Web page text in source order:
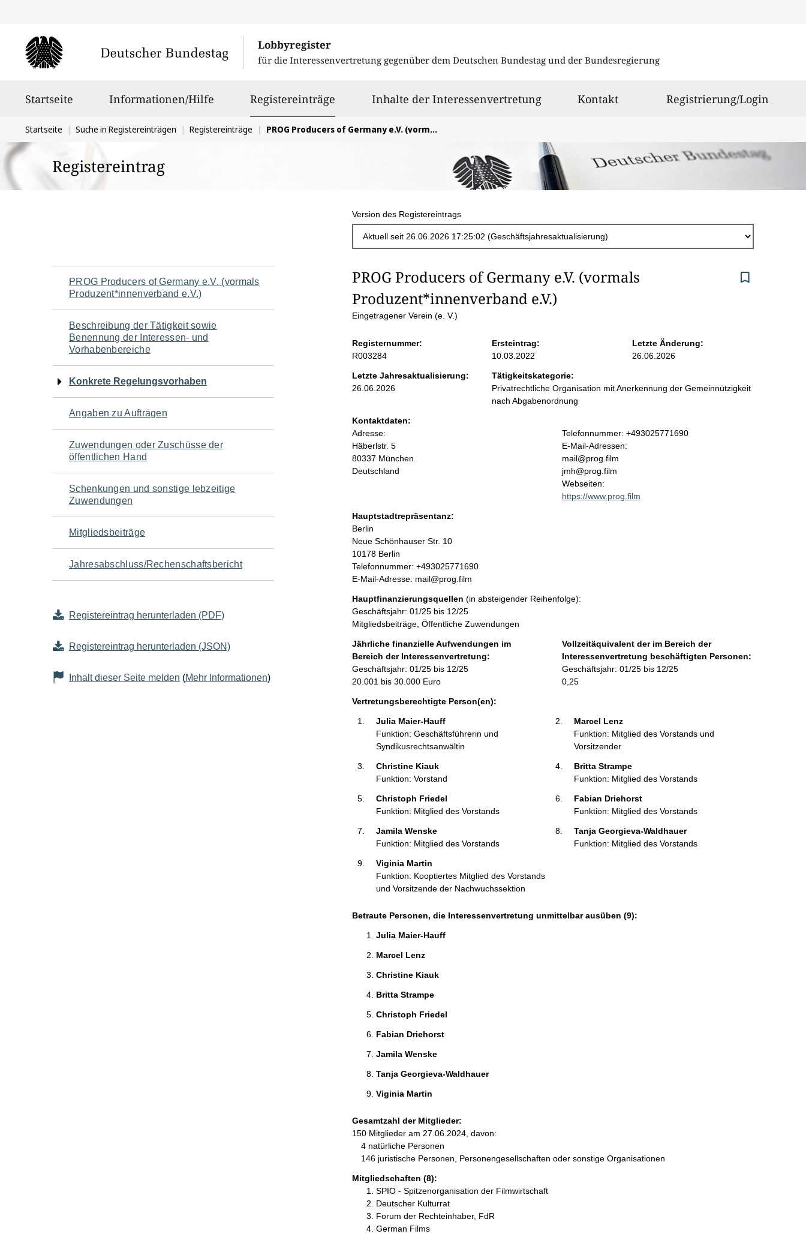
Lobbyregister
für die Interessenvertretung gegenüber dem Deutschen Bundestag und der Bundesregierung
Startseite Informationen/Hilfe Registereinträge ausgewähltInhalte der Interessenvertretung Kontakt Registrierung/Login
Sie
befinden
sich
hier:
Startseite Suche in Registereinträgen Registereinträge PROG Producers of Germany e.V. (vormals Produzent*innenverband e.V.)
Registereintrag
Version des Registereintrags
Navigation
für
den
Seiteninhalt
PROG Producers of Germany e.V. (vormals
Produzent*innenverband e.V.)
Beschreibung der Tätigkeit sowie
Benennung der Interessen- und
Vorhabenbereiche
Konkrete Regelungsvorhaben
Angaben zu Aufträgen
Zuwendungen oder Zuschüsse der
öffentlichen Hand
Schenkungen und sonstige lebzeitige
Zuwendungen
Mitgliedsbeiträge
Jahresabschluss/Rechenschaftsbericht
Registereintrag herunterladen (PDF)
Registereintrag herunterladen (JSON)
Inhalt dieser Seite melden (Mehr Informationen)
S
e
i
t
e
n
i
h
a
l
t
PROG Producers of Germany e.V. (vormals
Produzent*innenverband e.V.)
Eingetragener Verein (e. V.)
Registernummer:
R003284
Ersteintrag:
10.03.2022
Letzte Änderung:
26.06.2026
Letzte Jahresaktualisierung:
26.06.2026
Tätigkeitskategorie:
Privatrechtliche Organisation mit Anerkennung der Gemeinnützigkeit
nach Abgabenordnung
Kontaktdaten:
Adresse:
Häberlstr. 5
80337 München
Deutschland
K
o
n
t
a
k
a
n
e
n
:
Telefonnummer: +493025771690
E-Mail-Adressen:
mail@prog.film
jmh@prog.film
Webseiten:
https://www.prog.film
Hauptstadtrepräsentanz:
A
d
r
e
s
e
Berlin
Neue Schönhauser Str. 10
10178 Berlin
K
o
t
a
k
t
i
n
f
r
m
Telefonnummer: +493025771690
E-Mail-Adresse: mail@prog.film
Hauptfinanzierungsquellen (in absteigender Reihenfolge):
Geschäftsjahr: 01/25 bis 12/25
Mitgliedsbeiträge, Öffentliche Zuwendungen
Jährliche finanzielle Aufwendungen im
Bereich der Interessenvertretung:
Geschäftsjahr: 01/25 bis 12/25
20.001 bis 30.000 Euro
Vollzeitäquivalent der im Bereich der
Interessenvertretung beschäftigten Personen:
Geschäftsjahr: 01/25 bis 12/25
0,25
Vertretungsberechtigte Person(en):
Julia Maier-Hauff
Funktion: Geschäftsführerin und
Syndikusrechtsanwältin
Marcel Lenz
Funktion: Mitglied des Vorstands und
Vorsitzender
Christine Kiauk
Funktion: Vorstand
Britta Strampe
Funktion: Mitglied des Vorstands
Christoph Friedel
Funktion: Mitglied des Vorstands
Fabian Driehorst
Funktion: Mitglied des Vorstands
Jamila Wenske
Funktion: Mitglied des Vorstands
Tanja Georgieva-Waldhauer
Funktion: Mitglied des Vorstands
Viginia Martin
Funktion: Kooptiertes Mitglied des Vorstands
und Vorsitzende der Nachwuchssektion
Betraute Personen, die Interessenvertretung unmittelbar ausüben (9):
Julia Maier-Hauff
Marcel Lenz
Christine Kiauk
Britta Strampe
Christoph Friedel
Fabian Driehorst
Jamila Wenske
Tanja Georgieva-Waldhauer
Viginia Martin
Gesamtzahl der Mitglieder:
150 Mitglieder am 27.06.2024, davon:
4 natürliche Personen
146 juristische Personen, Personengesellschaften oder sonstige Organisationen
Mitgliedschaften (8):
SPIO - Spitzenorganisation der Filmwirtschaft
Deutscher Kulturrat
Forum der Rechteinhaber, FdR
German Films